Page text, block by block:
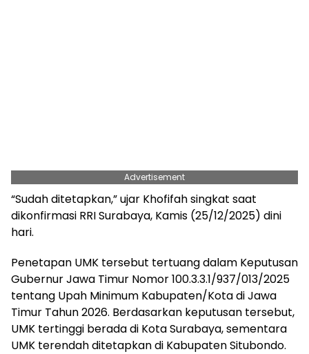
Advertisement
“Sudah ditetapkan,” ujar Khofifah singkat saat
dikonfirmasi RRI Surabaya, Kamis (25/12/2025) dini
hari.
Penetapan UMK tersebut tertuang dalam Keputusan
Gubernur Jawa Timur Nomor 100.3.3.1/937/013/2025
tentang Upah Minimum Kabupaten/Kota di Jawa
Timur Tahun 2026. Berdasarkan keputusan tersebut,
UMK tertinggi berada di Kota Surabaya, sementara
UMK terendah ditetapkan di Kabupaten Situbondo.